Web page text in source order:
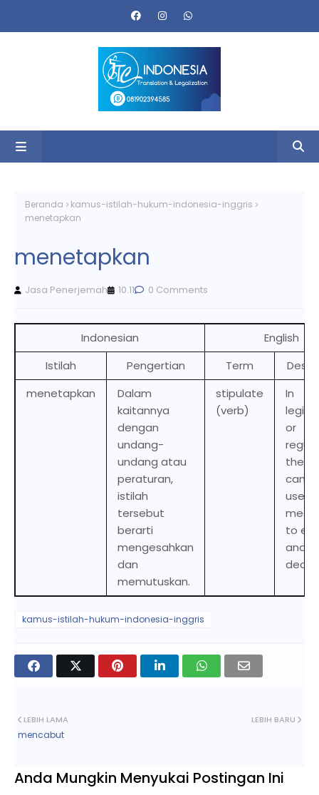
Beranda
kamus-istilah-hukum-indonesia-inggris
menetapkan
menetapkan
Jasa Penerjemah 10.11 0 Comments
Indonesian
English
Istilah
Pengertian Term
menetapkan
Dalam
kaitannya
dengan
undang-
undang atau
peraturan,
istilah
tersebut
berarti
mengesahkan
dan
memutuskan.
stipulate
(verb)
In
or
the
can
used
to
and
kamus-istilah-hukum-indonesia-inggris
LEBIH BARU
LEBIH LAMA
mencabut
Anda Mungkin Menyukai Postingan Ini